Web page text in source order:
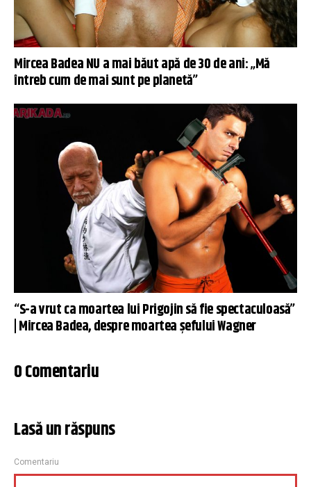
Mircea Badea NU a mai băut apă de 30 de ani: „Mă
întreb cum de mai sunt pe planetă”
“S-a vrut ca moartea lui Prigojin să fie spectaculoasă”
| Mircea Badea, despre moartea șefului Wagner
0 Comentariu
Lasă un răspuns
Comentariu